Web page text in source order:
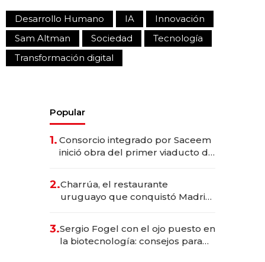
Desarrollo Humano IA
Innovación
Sam Altman
Sociedad
Tecnología
Transformación digital
Popular
1. Consorcio integrado por Saceem
inició obra del primer viaducto de
millones
2.Charrúa, el restaurante
uruguayo que conquistó Madrid:
anticipación y prepara apertura
3.Sergio Fogel con el ojo puesto en
la biotecnología: consejos para